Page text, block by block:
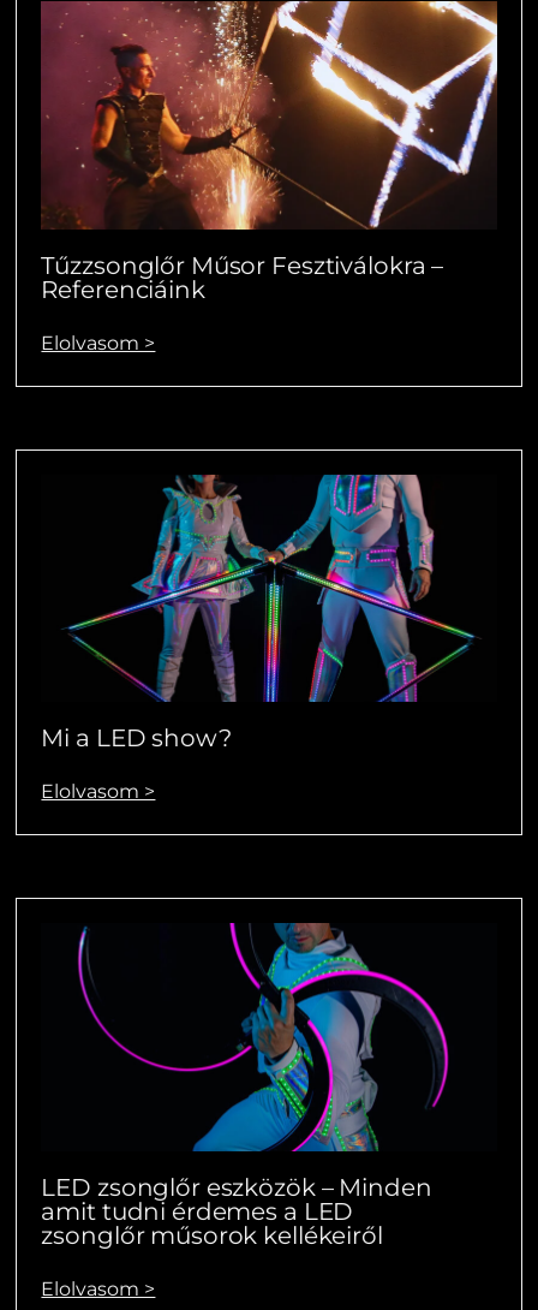
Tűzzsonglőr Műsor Fesztiválokra –
Referenciáink
Elolvasom >
Mi a LED show?
Elolvasom >
LED zsonglőr eszközök – Minden
amit tudni érdemes a LED
zsonglőr műsorok kellékeiről
Elolvasom >